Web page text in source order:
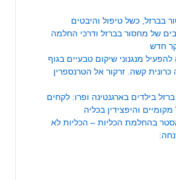
בברזל, כשל טיפול והיבטים
של מחסור בברזל ודרכי החלמה
חדש
מנגנוני שיקום טבעיים בגוף
קשה. זרקור אל הטרנספרין
בילדים בארגנטינה ופרו: לקחים
מקומיים והיפצידין בכליה
בהחלמת הכליות – הכליות לא